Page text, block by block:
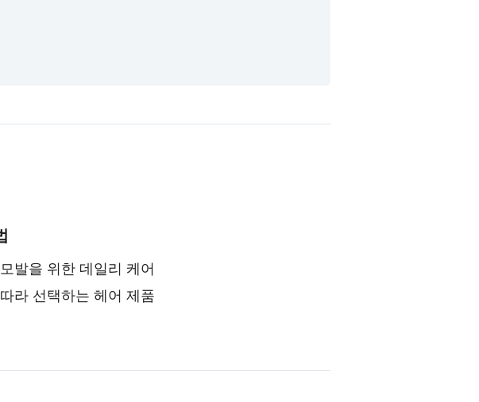
발을 위한 데일리 케어
라 선택하는 헤어 제품